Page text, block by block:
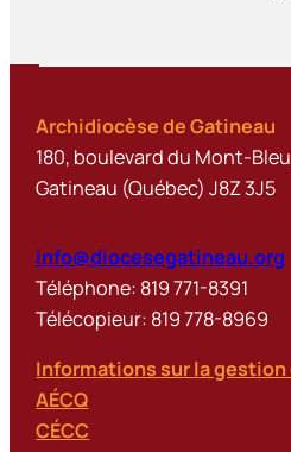
Archidiocèse de Gatineau
180, boulevard du Mont-
Gatineau (Québec) J8Z 3J5
info@diocesegatineau.org
Téléphone: 819 771-8391
Télécopieur: 819 778-8969
Informations sur la
AÉCQ
CÉCC